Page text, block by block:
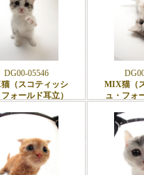
DG00-05546
（スコティッシ
フォールド耳立）
MIX猫（
ュ・フォ